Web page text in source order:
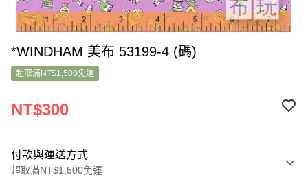
*WINDHAM 美布 53199-4 (碼)
超取滿NT$1,500免運
NT$300
付款與運送方式
超取滿NT$1,500免運